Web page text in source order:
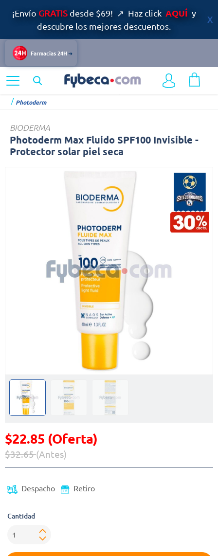
¡Envío GRATISdesde $69! ↗ Haz click AQUÍ y
descubre los mejores descuentos.
Farmacias 24H
Dermocosmética
Cuidado Especializado del Cuerpo
Photoderm
BIODERMA
Photoderm Max Fluido SPF100 Invisible -
Protector solar piel seca
$22.85 (Oferta)
Precio reducido de
$32.65(Antes)
Despacho Retiro
Cantidad